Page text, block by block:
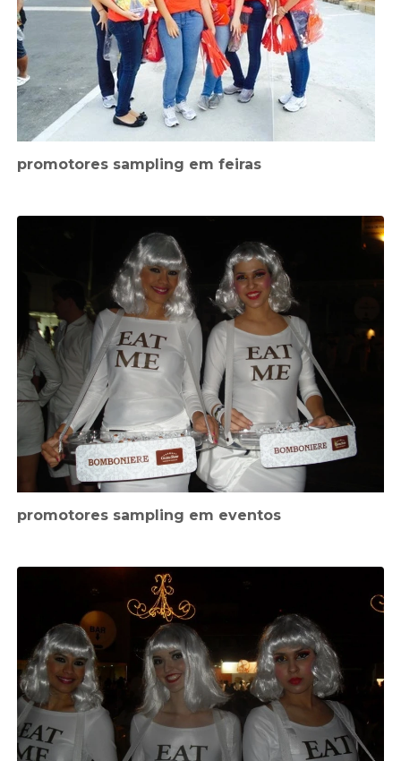
promotores sampling em feiras
promotores sampling em eventos